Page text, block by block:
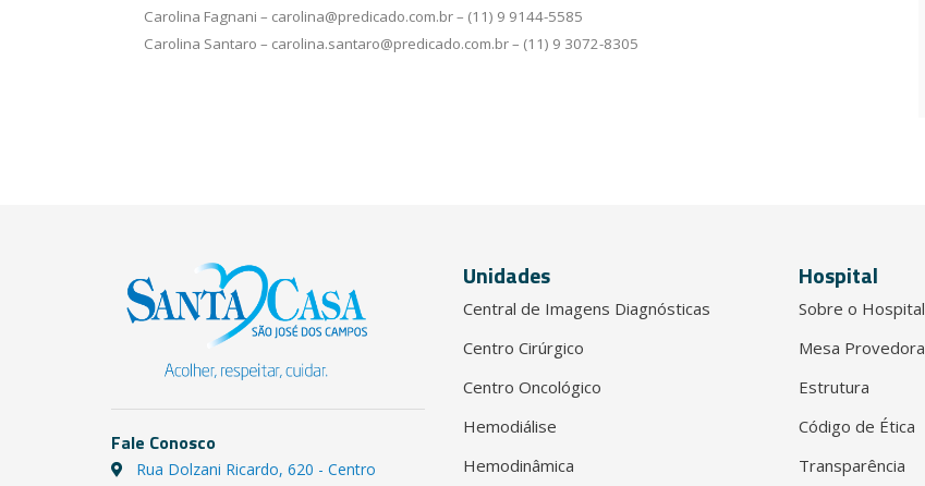
Carolina Fagnani – carolina@predicado.com.br – (11) 9 9144-5585
Carolina Santaro – carolina.santaro@predicado.com.br – (11) 9 3072-8305
Fale Conosco
Rua Dolzani Ricardo, 620 - Centro
Unidades
Central de Imagens Diagnósticas
Centro Cirúrgico
Centro Oncológico
Hemodiálise
Hemodinâmica
Hospital
Sobre o Hospital
Mesa Provedora
Estrutura
Código de Ética
Transparência